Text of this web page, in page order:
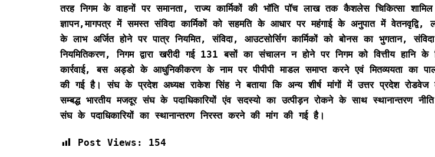
तरह निगम के वाहनों पर समानता, राज्य कार्मिकों की भॉति पॉच लाख तक कैशलेस चिकित्सा
ज्ञापन,मागपत्र में समस्त संविदा कार्मिकों को सहमति के आधार पर महंगाई के अनुपात में
के लाभ अर्जित होने पर पात्र नियमित, संविदा, आउटसोर्सिग कार्मिकों को बोनस का भुगतान, संविदा
नियमितिकरण, निगम द्वारा खरीदी गई 131 बसों का संचालन न होने पर निगम को वित्तीय हानि के
कार्रवाई, बस अड्डो के आधुनिकीकरण के नाम पर पीपीपी माडल समाप्त करने एवं मितव्ययता का
की गई है। संघ के प्रदेश अध्यक्ष राकेश सिंह ने बताया कि अन्य शीर्ष मांगों में उत्तर प्रदेश रोडवेज
सम्बद्ध भारतीय मजदूर संघ के पदाधिकारियों एंव सदस्यो का उत्पीड़न रोकने के साथ स्थानान्तरण
संघ के पदाधिकारियों का स्थानान्तरण निरस्त करने की मांग की गई है।
Post Views: 154